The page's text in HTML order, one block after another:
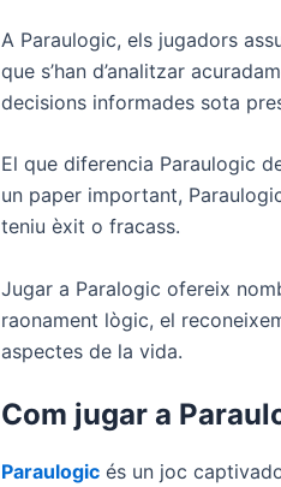
A Paraulogic, els jugadors
que s’han d’analitzar
decisions informades sota
El que diferencia Paraulogic
un paper important,
teniu èxit o fracass.
Jugar a Paralogic ofereix
raonament lògic, el
aspectes de la vida.
Com jugar a
Paraulogic és un joc